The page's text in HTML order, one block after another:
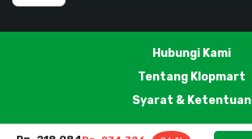
Hubungi Kami
Tentang Klopmart
Syarat & Ketentuan